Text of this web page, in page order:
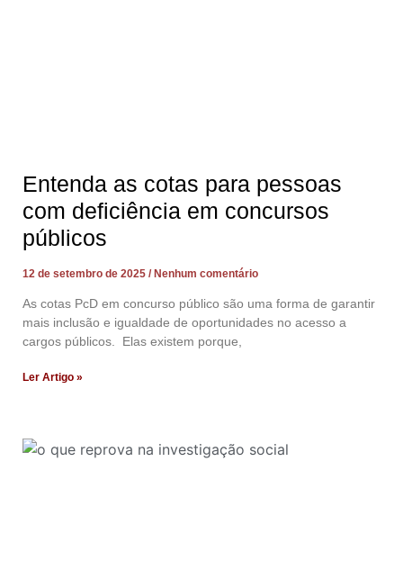
Entenda as cotas para pessoas
com deficiência em concursos
públicos
12 de setembro de 2025 Nenhum comentário
As cotas PcD em concurso público são uma forma de garantir
mais inclusão e igualdade de oportunidades no acesso a
cargos públicos. Elas existem porque,
Ler Artigo »